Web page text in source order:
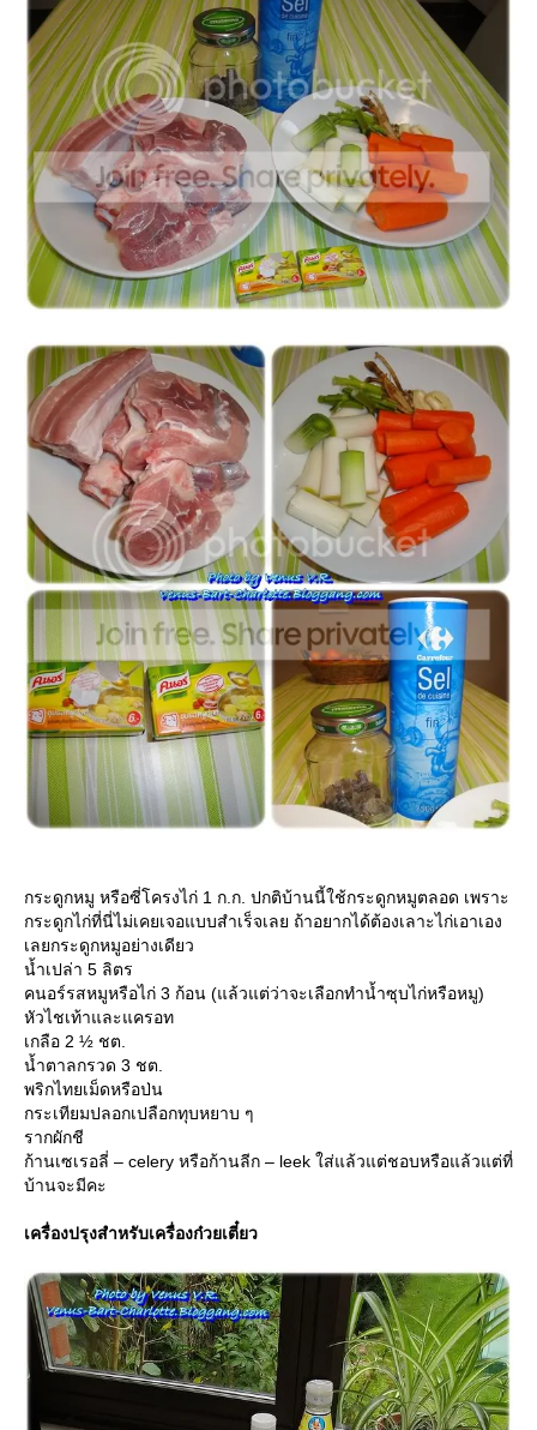
กระดูกหมู หรือซี่โครงไก่ 1 ก.ก. ปกติบ้านนี้ใช้กระดูกหมูตลอด เพราะ
กระดูกไก่ที่นี่ไม่เคยเจอแบบสำเร็จเลย ถ้าอยากได้ต้องเลาะไก่เอาเอง
เลยกระดูกหมูอย่างเดียว
น้ำเปล่า 5 ลิตร
คนอร์รสหมูหรือไก่ 3 ก้อน (แล้วแต่ว่าจะเลือกทำน้ำซุบไก่หรือหมู)
หัวไชเท้าและแครอท
เกลือ 2 ½ ชต.
น้ำตาลกรวด 3 ชต.
พริกไทยเม็ดหรือป่น
กระเทียมปลอกเปลือกทุบหยาบ ๆ
รากผักชี
ก้านเซเรอลี่ – celery หรือก้านลีก – leek ใส่แล้วแต่ชอบหรือแล้วแต่ที่
บ้านจะมีคะ
เครื่องปรุงสำหรับเครื่องก๋วยเตี๋ยว